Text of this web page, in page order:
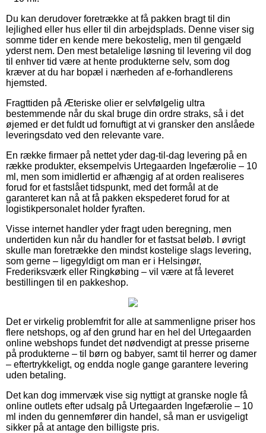
Du kan derudover foretrække at få pakken bragt til din
lejlighed eller hus eller til din arbejdsplads. Denne viser sig
somme tider en kende mere bekostelig, men til gengæld
yderst nem. Den mest betalelige løsning til levering vil dog
til enhver tid være at hente produkterne selv, som dog
kræver at du har bopæl i nærheden af e-forhandlerens
hjemsted.
Fragttiden på Æteriske olier er selvfølgelig ultra
bestemmende når du skal bruge din ordre straks, så i det
øjemed er det fuldt ud fornuftigt at vi gransker den anslåede
leveringsdato ved den relevante vare.
En række firmaer på nettet yder dag-til-dag levering på en
række produkter, eksempelvis Urtegaarden Ingefærolie – 10
ml, men som imidlertid er afhængig af at orden realiseres
forud for et fastslået tidspunkt, med det formål at de
garanteret kan nå at få pakken ekspederet forud for at
logistikpersonalet holder fyraften.
Visse internet handler yder fragt uden beregning, men
undertiden kun når du handler for et fastsat beløb. I øvrigt
skulle man foretrække den mindst kostelige slags levering,
som gerne – ligegyldigt om man er i Helsingør,
Frederiksværk eller Ringkøbing – vil være at få leveret
bestillingen til en pakkeshop.
Det er virkelig problemfrit for alle at sammenligne priser hos
flere netshops, og af den grund har en hel del Urtegaarden
online webshops fundet det nødvendigt at presse priserne
på produkterne – til børn og babyer, samt til herrer og damer
– eftertrykkeligt, og endda nogle gange garantere levering
uden betaling.
Det kan dog immervæk vise sig nyttigt at granske nogle få
online outlets efter udsalg på Urtegaarden Ingefærolie – 10
ml inden du gennemfører din handel, så man er usvigeligt
sikker på at antage den billigste pris.